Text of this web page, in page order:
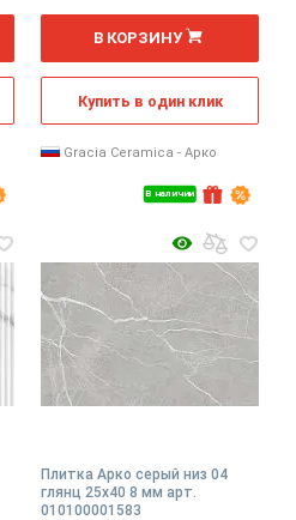
В наличии
м
В КОРЗИНУ
Купить в один клик
Gracia Ceramica - Арко
Плитка Арко серый низ 04
глянц 25x40 8 мм арт.
010100001583